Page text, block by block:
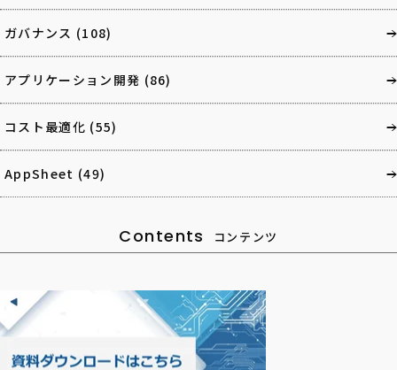
ガバナンス (108)
アプリケーション開発 (86)
コスト最適化 (55)
AppSheet (49)
Contents コンテンツ